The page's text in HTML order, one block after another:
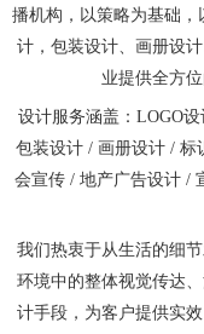
播机构，以策略为基础
计，包装设计、画册设
业提供全方
设计服务涵盖：LOGO
包装设计 / 画册设计 / 标
会宣传 / 地产广告设计 /
我们热衷于从生活的细
环境中的整体视觉传达
计手段，为客户提供实